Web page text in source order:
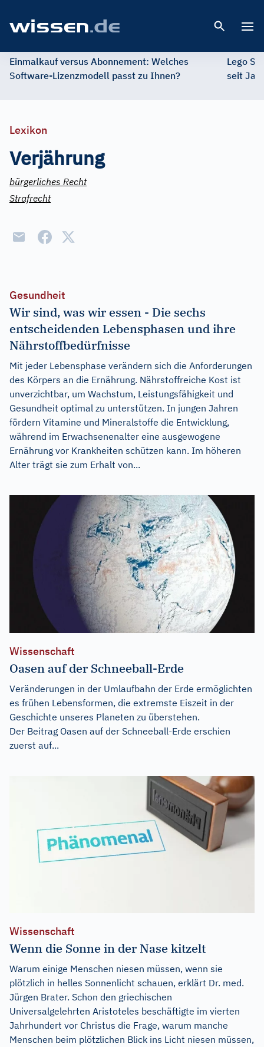
Einmalkauf versus Abonnement: Welches
Software-Lizenzmodell passt zu Ihnen?
Lego
seit
Lexikon
Verjährung
bürgerliches Recht
Strafrecht
Gesundheit
Wir sind, was wir essen - Die sechs
entscheidenden Lebensphasen und ihre
Nährstoffbedürfnisse
Mit jeder Lebensphase verändern sich die Anforderungen
des Körpers an die Ernährung. Nährstoffreiche Kost ist
unverzichtbar, um Wachstum, Leistungsfähigkeit und
Gesundheit optimal zu unterstützen. In jungen Jahren
fördern Vitamine und Mineralstoffe die Entwicklung,
während im Erwachsenenalter eine ausgewogene
Ernährung vor Krankheiten schützen kann. Im höheren
Alter trägt sie zum Erhalt von...
Wissenschaft
Oasen auf der Schneeball-Erde
Veränderungen in der Umlaufbahn der Erde ermöglichten
es frühen Lebensformen, die extremste Eiszeit in der
Geschichte unseres Planeten zu überstehen.
Der Beitrag Oasen auf der Schneeball-Erde erschien
zuerst auf...
Wissenschaft
Wenn die Sonne in der Nase kitzelt
Warum einige Menschen niesen müssen, wenn sie
plötzlich in helles Sonnenlicht schauen, erklärt Dr. med.
Jürgen Brater. Schon den griechischen
Universalgelehrten Aristoteles beschäftigte im vierten
Jahrhundert vor Christus die Frage, warum manche
Menschen beim plötzlichen Blick ins Licht niesen müssen,